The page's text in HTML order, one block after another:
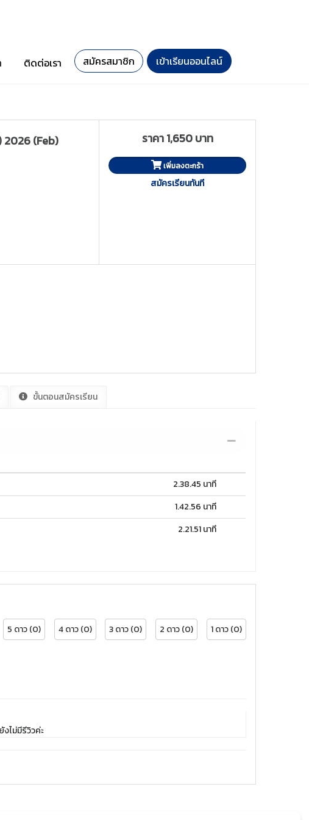
ติดต่อเรา สมัครสมาชิก เข้าเรียนออนไลน์
2026 (Feb) ราคา 1,650 บาท
เพิ่มลงตะกร้า
สมัครเรียนทันที
ขั้นตอนสมัครเรียน
2.38.45 นาที
1.42.56 นาที
2.21.51 นาที
5 ดาว (0) 4 ดาว (0) 3 ดาว (0) 2 ดาว (0) 1 ดาว (0)
ยังไม่มีรีวิวค่ะ